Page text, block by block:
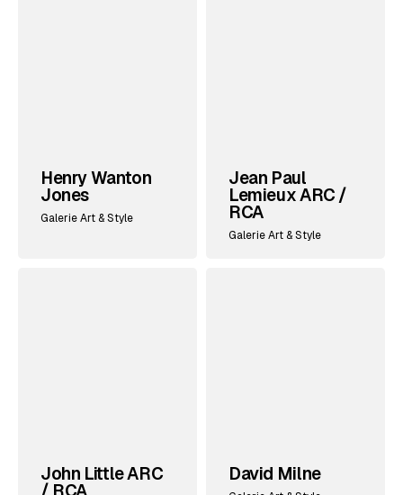
Henry Wanton
Jones
Galerie Art & Style
Jean Paul
Lemieux ARC /
RCA
Galerie Art & Style
John Little ARC David Milne